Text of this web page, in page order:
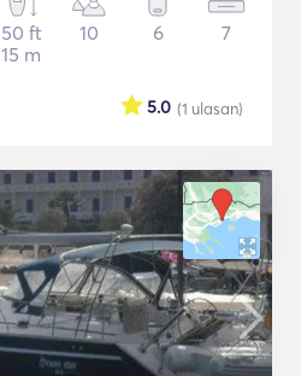
50 ft
15 m
10 6 7
(1 ulasan)
5.0